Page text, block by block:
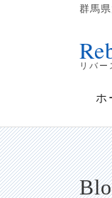
群馬
リバー
ホ